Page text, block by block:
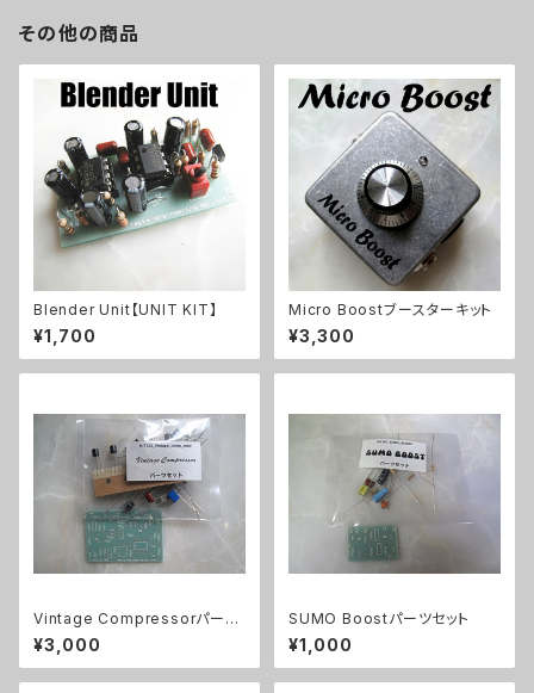
その他の商品
Blender Unit【UNIT KIT】
¥1,700
Micro Boostブースターキット
¥3,300
Vintage Compressorパーツ
セット
¥3,000
SUMO Boostパーツセット
¥1,000